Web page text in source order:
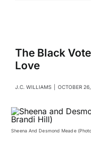
Family
Intimacy
The Black
Love
J.C. WILLIAMS OCTOBER
Sheena And Desmond Meade